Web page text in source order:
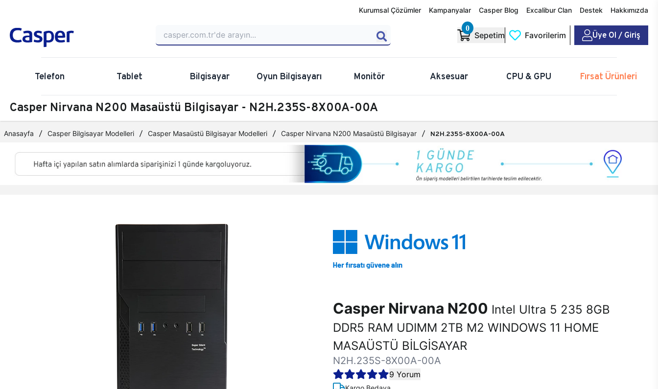
Kurumsal Çözümler Kampanyalar Casper Blog Excalibur Clan Destek Hakkımızda
0
Sepetim Favorilerim Üye Ol / Giriş
Telefon Tablet Bilgisayar Oyun Bilgisayarı Monitör Aksesuar CPU & GPU Fırsat Ürünleri
Casper Nirvana N200 Masaüstü Bilgisayar - N2H.235S-8X00A-00A
Anasayfa Casper Bilgisayar Modelleri Casper Masaüstü Bilgisayar Modelleri Casper Nirvana N200 Masaüstü Bilgisayar N2H.235S-8X00A-00A
Casper Nirvana N200 Intel Ultra 5 235 8GB
DDR5 RAM UDIMM 2TB M2 WINDOWS 11 HOME
MASAÜSTÜ BİLGİSAYAR
N2H.235S-8X00A-00A
9 Yorum